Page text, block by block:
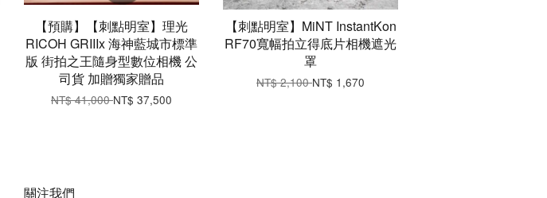
【預購】【刺點明室】理光
RICOH GRIIIx 海神藍城市標準
版 街拍之王隨身型數位相機 公
司貨 加贈獨家贈品
NT$ 41,000NT$ 37,500
【刺點明室】MiNT InstantKon
RF70寬幅拍立得底片相機遮光
罩
NT$ 2,100NT$ 1,670
關注我們